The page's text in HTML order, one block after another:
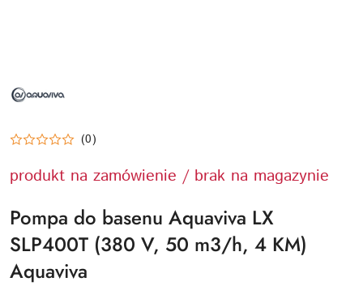
AQUAVIVA
(0)
produkt na zamówienie / brak na magazynie
Pompa do basenu Aquaviva LX
SLP400T (380 V, 50 m3/h, 4 KM)
Aquaviva